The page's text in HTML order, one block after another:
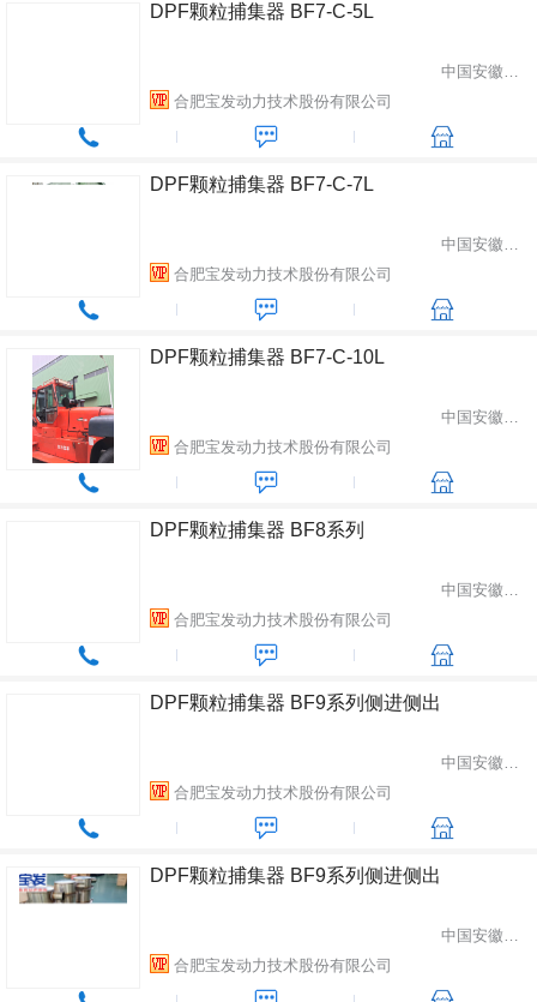
DPF颗粒捕集器 BF7-C-5L
中国安徽省合肥市
合肥宝发动力技术股份有限公司
DPF颗粒捕集器 BF7-C-7L
中国安徽省合肥市
合肥宝发动力技术股份有限公司
DPF颗粒捕集器 BF7-C-10L
中国安徽省合肥市
合肥宝发动力技术股份有限公司
DPF颗粒捕集器 BF8系列
中国安徽省合肥市
合肥宝发动力技术股份有限公司
DPF颗粒捕集器 BF9系列侧进侧出
中国安徽省合肥市
合肥宝发动力技术股份有限公司
DPF颗粒捕集器 BF9系列侧进侧出
中国安徽省合肥市
合肥宝发动力技术股份有限公司